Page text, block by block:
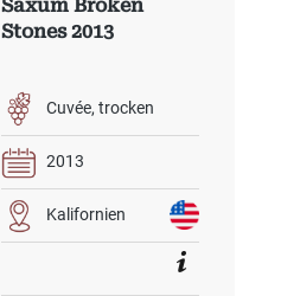
Saxum Broken
Stones 2013
Cuvée trocken
2013
Kalifornien